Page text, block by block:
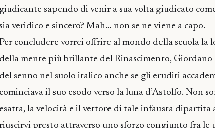
giudicante sapendo di venir a sua volta giudicato
veridico e sincero? Mah… non se ne viene a capo.
concludere vorrei offrire al mondo della scuola la
della mente più brillante del Rinascimento, Giordano
del senno nel suolo italico anche se gli eruditi
cominciava il suo esodo verso la luna d’Astolfo. Non
esatta, la velocità e il vettore di tale infausta
presto attraverso uno sforzo congiunto fra